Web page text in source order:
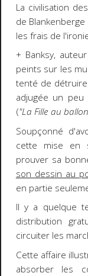
La civilisation
de
les frais de
+ Banksy,
peints sur les
tenté de
adjugée un
("La Fille au
Soupçonné
cette mise en
prouver sa
son dessin au
en partie
Il y a quelque
distribution
circuiter les
Cette affaire
absorber les